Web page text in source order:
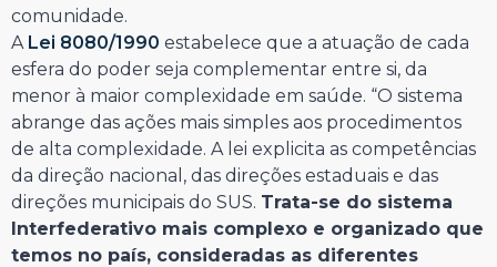
comunidade.
A Lei 8080/1990 estabelece que a atuação de cada
esfera do poder seja complementar entre si, da
menor à maior complexidade em saúde. “O sistema
abrange das ações mais simples aos procedimentos
de alta complexidade. A lei explicita as competências
da direção nacional, das direções estaduais e das
direções municipais do SUS. Trata-se do sistema
Interfederativo mais complexo e organizado que
temos no país, consideradas as diferentes